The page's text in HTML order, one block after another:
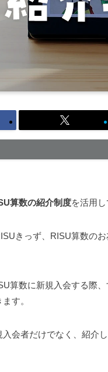
算数の紹介制度を活用
きっず、RISU算数の
算数に新規入会する際
す。
入会者だけでなく、紹介